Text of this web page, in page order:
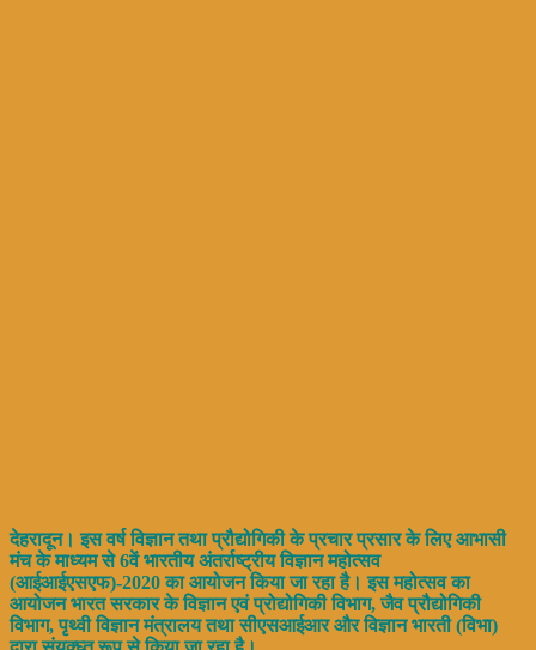
देहरादून। इस वर्ष विज्ञान तथा प्रौद्योगिकी के प्रचार प्रसार के लिए आभासी
मंच के माध्यम से 6वें भारतीय अंतर्राष्ट्रीय विज्ञान महोत्सव
(आईआईएसएफ)-2020 का आयोजन किया जा रहा है। इस महोत्सव का
आयोजन भारत सरकार के विज्ञान एवं प्रोद्योगिकी विभाग, जैव प्रौद्योगिकी
विभाग, पृथ्वी विज्ञान मंत्रालय तथा सीएसआईआर और विज्ञान भारती (विभा)